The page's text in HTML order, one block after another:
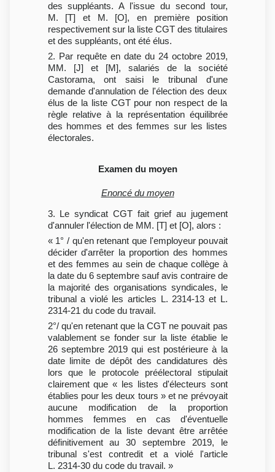
des suppléants. A l'issue du second tour,
M. [T] et M. [O], en première position
respectivement sur la liste CGT des titulaires
et des suppléants, ont été élus.
2. Par requête en date du 24 octobre 2019,
MM. [J] et [M], salariés de la société
Castorama, ont saisi le tribunal d'une
demande d'annulation de l'élection des deux
élus de la liste CGT pour non respect de la
règle relative à la représentation équilibrée
des hommes et des femmes sur les listes
électorales.
Examen du moyen
Enoncé du moyen
3. Le syndicat CGT fait grief au jugement
d'annuler l'élection de MM. [T] et [O], alors :
« 1° / qu'en retenant que l'employeur pouvait
décider d'arrêter la proportion des hommes
et des femmes au sein de chaque collège à
la date du 6 septembre sauf avis contraire de
la majorité des organisations syndicales, le
tribunal a violé les articles L. 2314-13 et L.
2314-21 du code du travail.
2°/ qu'en retenant que la CGT ne pouvait pas
valablement se fonder sur la liste établie le
26 septembre 2019 qui est postérieure à la
date limite de dépôt des candidatures dès
lors que le protocole préélectoral stipulait
clairement que « les listes d'électeurs sont
établies pour les deux tours » et ne prévoyait
aucune modification de la proportion
hommes femmes en cas d'éventuelle
modification de la liste devant être arrêtée
définitivement au 30 septembre 2019, le
tribunal s'est contredit et a violé l'article
L. 2314-30 du code du travail. »